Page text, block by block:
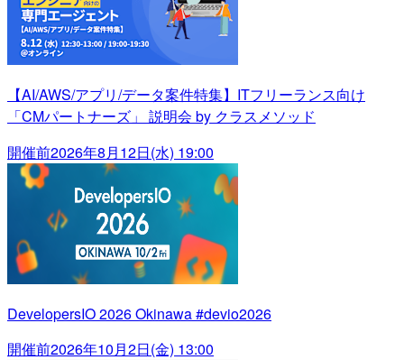
【AI/AWS/アプリ/データ案件特集】ITフリーランス向け
「CMパートナーズ」 説明会 by クラスメソッド
開催前2026年8月12日(水) 19:00
DevelopersIO 2026 Okinawa #devio2026
開催前2026年10月2日(金) 13:00